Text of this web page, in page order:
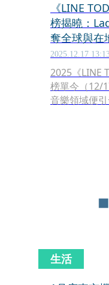
《LINE
榜揭曉：
奪全球與在
2025.12.17
2025《LINE
榜單今（12/
音樂領域便
為今年華語
也分享心情
生活